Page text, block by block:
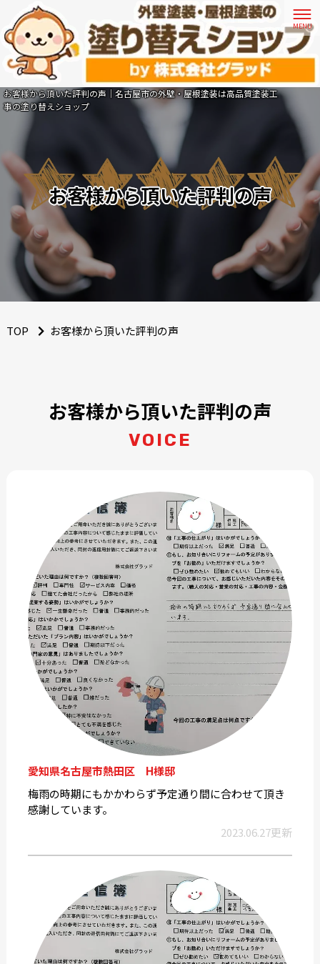
お客様から頂いた評判の声｜名古屋市の外壁・屋根塗装は高品質塗装工
事の塗り替えショップ
お客様から頂いた評判の声
TOP お客様から頂いた評判の声
お客様から頂いた評判の声
VOICE
愛知県名古屋市熱田区 H様邸
梅雨の時期にもかかわらず予定通り間に合わせて頂き
感謝しています。
2023.06.27更新